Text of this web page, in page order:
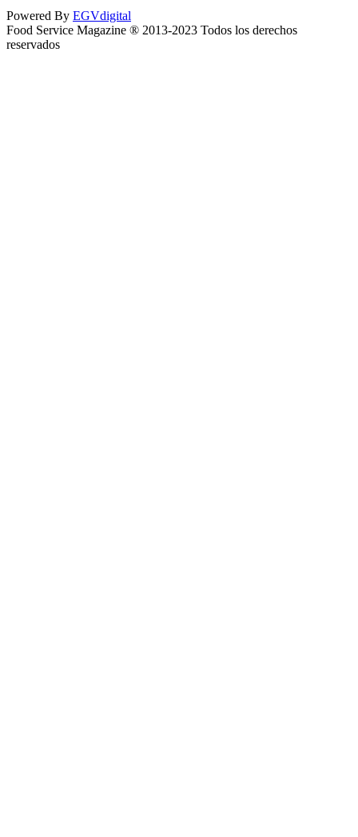
Powered By EGVdigital
Food Service Magazine ® 2013-2023 Todos los derechos
reservados